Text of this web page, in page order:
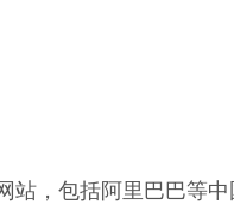
，包括阿里巴巴等